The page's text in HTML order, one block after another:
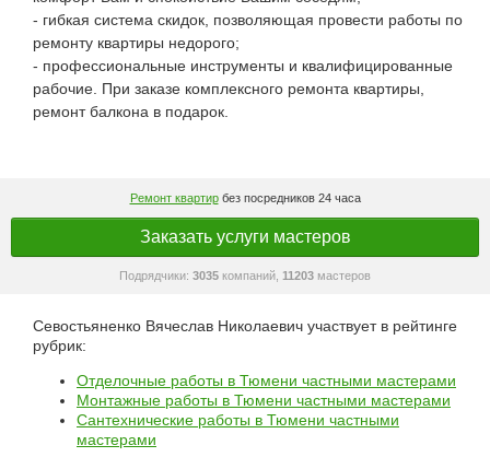
- гибкая система скидок, позволяющая провести работы по
ремонту квартиры недорого;
- профессиональные инструменты и квалифицированные
рабочие. При заказе комплексного ремонта квартиры,
ремонт балкона в подарок.
Ремонт квартирбез посредников 24 часа
Заказать услуги мастеров
Подрядчики: 3035 компаний, 11203 мастеров
Севостьяненко Вячеслав Николаевич участвует в рейтинге
рубрик:
Отделочные работы в Тюмени частными мастерами
Монтажные работы в Тюмени частными мастерами
Сантехнические работы в Тюмени частными
мастерами